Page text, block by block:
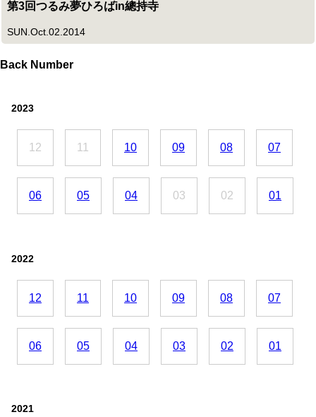
第3回つるみ夢ひろばin總持寺
SUN.Oct.02.2014
Back Number
2023
12 11 10 09 08 07
06 05 04 03 02 01
2022
12 11 10 09 08 07
06 05 04 03 02 01
2021